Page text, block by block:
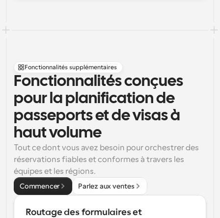
Fonctionnalités supplémentaires
Fonctionnalités conçues
pour la planification de
passeports et de visas à
haut volume
Tout ce dont vous avez besoin pour orchestrer des
réservations fiables et conformes à travers les
équipes et les régions.
Commencer Parlez aux ventes
Routage des formulaires et